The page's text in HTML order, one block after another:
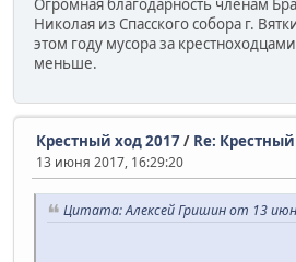
Огромная благодарность членам
Николая из Спасского собора г.
этом году мусора за
меньше.
Крестный ход 2017/ Re:
13 июня 2017, 16:29:20
Цитата: Алексей Гришин от 13